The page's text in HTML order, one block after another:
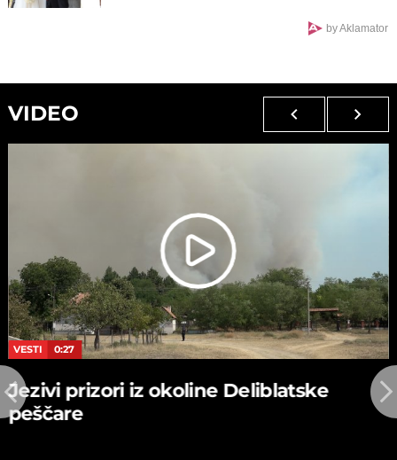
by Aklamator
VIDEO
VESTI 0:27
Jezivi prizori iz okoline Deliblatske
peščare